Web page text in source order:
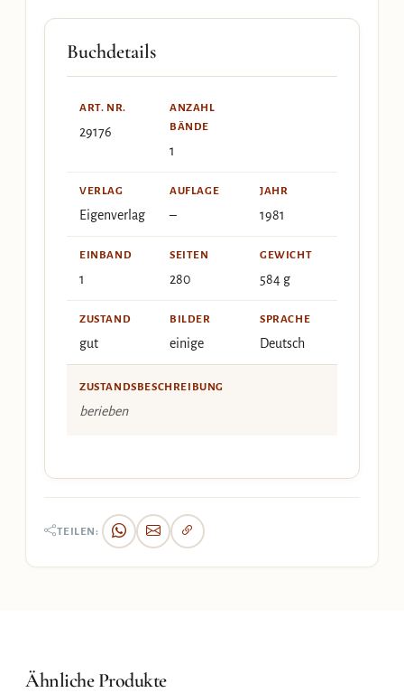
Buchdetails
ART. NR.
29176
ANZAHL
BÄNDE
1
VERLAG
Eigenverlag
AUFLAGE
–
JAHR
1981
EINBAND
1
SEITEN
280
GEWICHT
584 g
ZUSTAND
gut
BILDER
einige
SPRACHE
Deutsch
ZUSTANDSBESCHREIBUNG
berieben
TEILEN:
Ähnliche Produkte